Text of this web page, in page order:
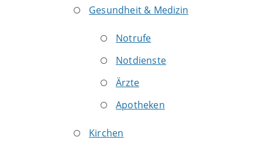
Gesundheit & Medizin
Notrufe
Notdienste
Ärzte
Apotheken
Kirchen